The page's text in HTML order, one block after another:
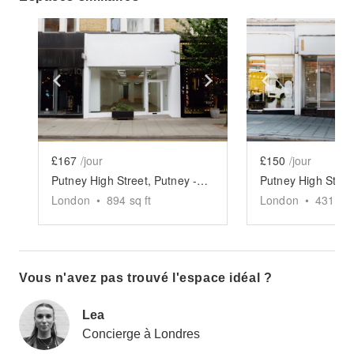
Show previous slide Show next slide
£167 /jour
Putney High Street, Putney - The White Modern Store
London • 894 sq ft
Show
£150 /jour
London • 431
Vous n'avez pas trouvé l'espace idéal ?
Lea
Concierge à Londres